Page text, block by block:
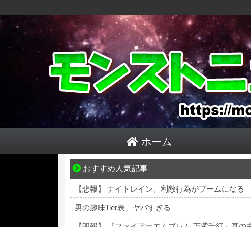
ホーム
おすすめ人気記事
先輩と後輩、距離が変わった日から始まる恋
【悲報】 ナイトレイン、利敵行為がブームになる
男の趣味Tier表、ヤバすぎる